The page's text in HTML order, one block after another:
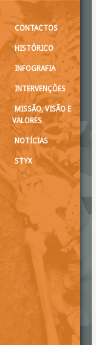
CONTACTOS
HISTÓRICO
INFOGRAFIA
INTERVENÇÕES
MISSÃO, VISÃO E
VALORES
NOTÍCIAS
STYX